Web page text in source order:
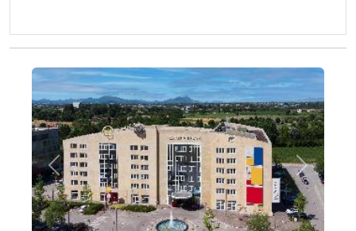
Zurück Weiter